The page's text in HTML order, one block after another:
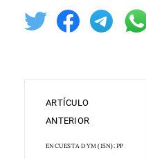
ARTÍCULO
ANTERIOR
ENCUESTA DYM (15N): PP